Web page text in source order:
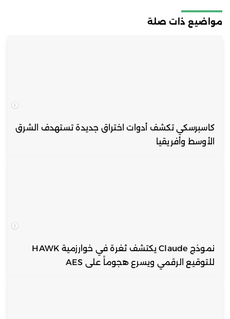
مواضيع ذات صلة
كاسبرسكي تكشف أدوات اختراق جديدة تستهدف الشرق
الأوسط وأفريقيا
نموذج Claude يكتشف ثغرة في خوارزمية HAWK
للتوقيع الرقمي ويسرع هجوماً على AES